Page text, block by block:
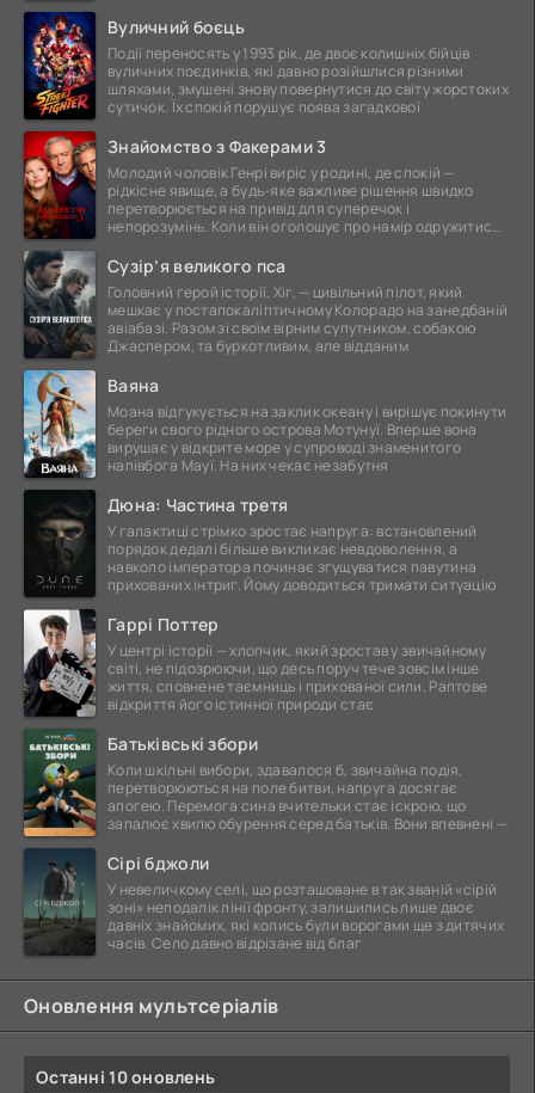
Вуличний боєць
Події переносять у 1993 рік, де двоє колишніх бійців
вуличних поєдинків, які давно розійшлися різними
шляхами, змушені знову повернутися до світу жорстоких
сутичок. Їх спокій порушує поява загадкової
Знайомство з Факерами 3
Молодий чоловік Генрі виріс у родині, де спокій —
рідкісне явище, а будь-яке важливе рішення швидко
перетворюється на привід для суперечок і
непорозумінь. Коли він оголошує про намір одружитися,
Сузір’я великого пса
Головний герой історії, Хіг, — цивільний пілот, який
мешкає у постапокаліптичному Колорадо на занедбаній
авіабазі. Разом зі своїм вірним супутником, собакою
Джаспером, та буркотливим, але відданим
Ваяна
Моана відгукується на заклик океану і вирішує покинути
береги свого рідного острова Мотунуї. Вперше вона
вирушає у відкрите море у супроводі знаменитого
напівбога Мауї. На них чекає незабутня
Дюна: Частина третя
У галактиці стрімко зростає напруга: встановлений
порядок дедалі більше викликає невдоволення, а
навколо імператора починає згущуватися павутина
прихованих інтриг. Йому доводиться тримати ситуацію
Гаррі Поттер
У центрі історії — хлопчик, який зростав у звичайному
світі, не підозрюючи, що десь поруч тече зовсім інше
життя, сповнене таємниць і прихованої сили. Раптове
відкриття його істинної природи стає
Батьківські збори
Коли шкільні вибори, здавалося б, звичайна подія,
перетворюються на поле битви, напруга досягає
апогею. Перемога сина вчительки стає іскрою, що
запалює хвилю обурення серед батьків. Вони впевнені —
Сірі бджоли
У невеличкому селі, що розташоване в так званій «сірій
зоні» неподалік лінії фронту, залишились лише двоє
давніх знайомих, які колись були ворогами ще з дитячих
часів. Село давно відрізане від благ
Оновлення мультсеріалів
Останні 10 оновлень